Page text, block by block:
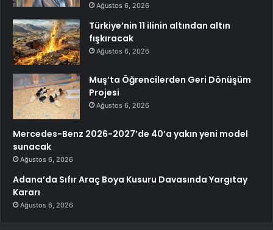
Ağustos 6, 2026
Türkiye’nin 11 ilinin altından altın
fışkıracak
Ağustos 6, 2026
Muş’ta Öğrencilerden Geri Dönüşüm
Projesi
Ağustos 6, 2026
Mercedes-Benz 2026-2027’de 40’a yakın yeni model
sunacak
Ağustos 6, 2026
Adana’da Sıfır Araç Boya Kusuru Davasında Yargıtay
Kararı
Ağustos 6, 2026